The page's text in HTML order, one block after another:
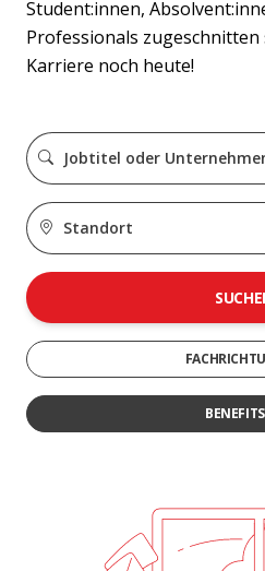
Student:innen,
Professionals zugeschnitten
Karriere noch heute!
BENEFITS